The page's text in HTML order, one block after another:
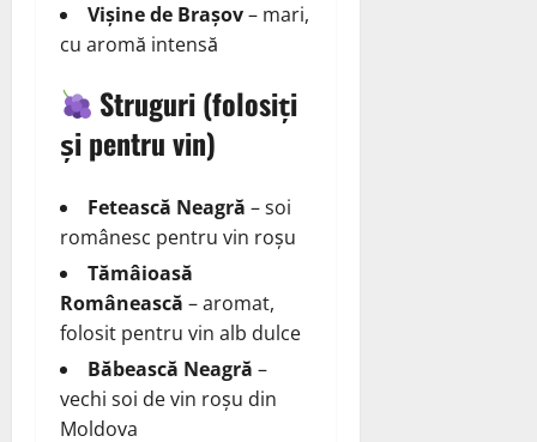
Vișine de Brașov– mari,
cu aromă intensă
Struguri(folosiți
și pentru vin)
Fetească Neagră – soi
românesc pentru vin roșu
Tămâioasă
Românească – aromat,
folosit pentru vin alb dulce
Băbească Neagră –
vechi soi de vin roșu din
Moldova